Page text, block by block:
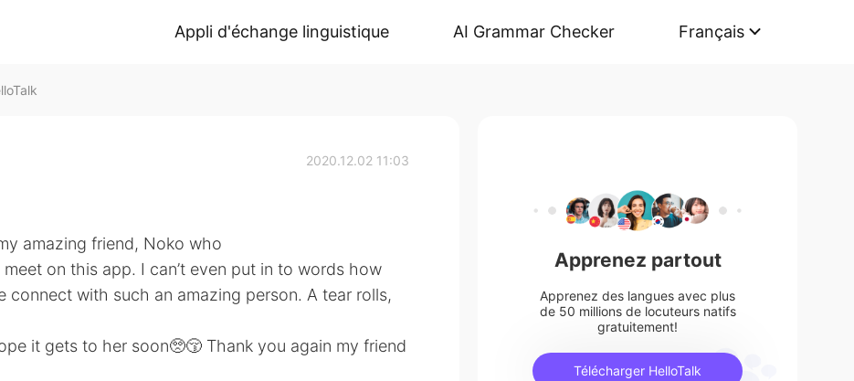
Appli d'échange linguistique AI Grammar Checker Français
2020.12.02 11:03
amazing friend, Noko who
on this app. I can’t even put in to words how
connect with such an amazing person. A tear rolls,
it gets to her soon🥺😚 Thank you again my friend
Apprenez partout
Apprenez des langues avec plus
de 50 millions de locuteurs natifs
gratuitement!
Télécharger HelloTalk